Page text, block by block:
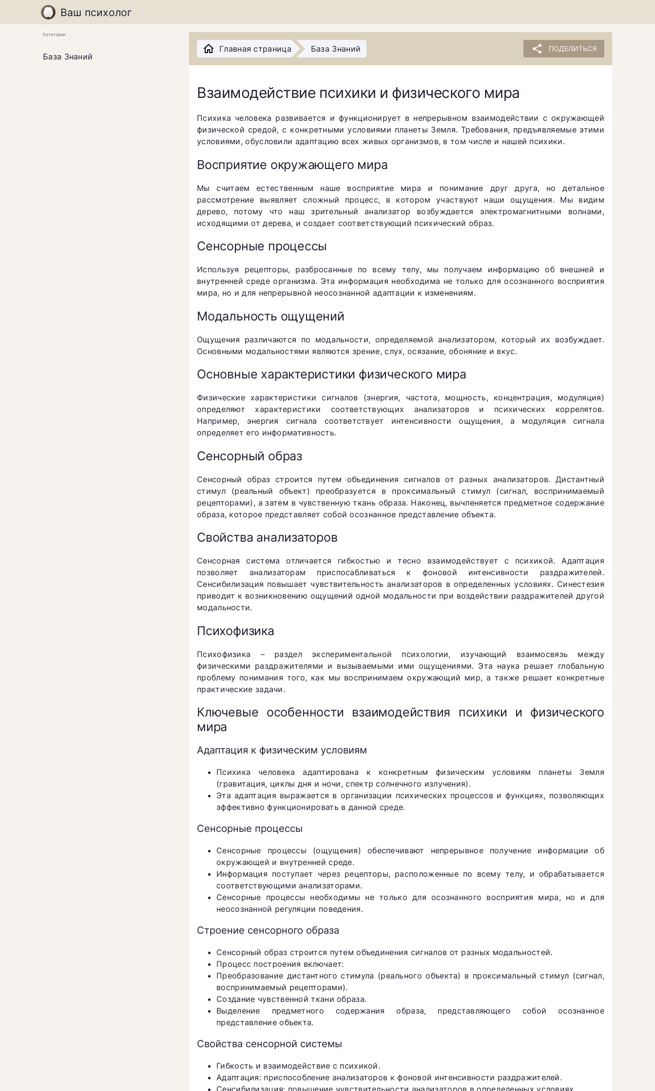
Ваш психолог
Категории
База Знаний
Главная страница База Знаний share ПОДЕЛИТЬСЯ
Взаимодействие психики и физического мира
Психика человека развивается и функционирует в непрерывном взаимодействии с окружающей
физической средой, с конкретными условиями планеты Земля. Требования, предъявляемые этими
условиями, обусловили адаптацию всех живых организмов, в том числе и нашей психики.
Восприятие окружающего мира
Мы считаем естественным наше восприятие мира и понимание друг друга, но детальное
рассмотрение выявляет сложный процесс, в котором участвуют наши ощущения. Мы видим
дерево, потому что наш зрительный анализатор возбуждается электромагнитными волнами,
исходящими от дерева, и создает соответствующий психический образ.
Сенсорные процессы
Используя рецепторы, разбросанные по всему телу, мы получаем информацию об внешней и
внутренней среде организма. Эта информация необходима не только для осознанного восприятия
мира, но и для непрерывной неосознанной адаптации к изменениям.
Модальность ощущений
Ощущения различаются по модальности, определяемой анализатором, который их возбуждает.
Основными модальностями являются зрение, слух, осязание, обоняние и вкус.
Основные характеристики физического мира
Физические характеристики сигналов (энергия, частота, мощность, концентрация, модуляция)
определяют характеристики соответствующих анализаторов и психических коррелятов.
Например, энергия сигнала соответствует интенсивности ощущения, а модуляция сигнала
определяет его информативность.
Сенсорный образ
Сенсорный образ строится путем объединения сигналов от разных анализаторов. Дистантный
стимул (реальный объект) преобразуется в проксимальный стимул (сигнал, воспринимаемый
рецепторами), а затем в чувственную ткань образа. Наконец, вычленяется предметное содержание
образа, которое представляет собой осознанное представление объекта.
Свойства анализаторов
Сенсорная система отличается гибкостью и тесно взаимодействует с психикой. Адаптация
позволяет анализаторам приспосабливаться к фоновой интенсивности раздражителей.
Сенсибилизация повышает чувствительность анализаторов в определенных условиях. Синестезия
приводит к возникновению ощущений одной модальности при воздействии раздражителей другой
модальности.
Психофизика
Психофизика – раздел экспериментальной психологии, изучающий взаимосвязь между
физическими раздражителями и вызываемыми ими ощущениями. Эта наука решает глобальную
проблему понимания того, как мы воспринимаем окружающий мир, а также решает конкретные
практические задачи.
Ключевые особенности взаимодействия психики и физического
мира
Адаптация к физическим условиям
Психика человека адаптирована к конкретным физическим условиям планеты Земля
(гравитация, циклы дня и ночи, спектр солнечного излучения).
Эта адаптация выражается в организации психических процессов и функциях, позволяющих
эффективно функционировать в данной среде.
Сенсорные процессы
Сенсорные процессы (ощущения) обеспечивают непрерывное получение информации об
окружающей и внутренней среде.
Информация поступает через рецепторы, расположенные по всему телу, и обрабатывается
соответствующими анализаторами.
Сенсорные процессы необходимы не только для осознанного восприятия мира, но и для
неосознанной регуляции поведения.
Строение сенсорного образа
Сенсорный образ строится путем объединения сигналов от разных модальностей.
Процесс построения включает:
Преобразование дистантного стимула (реального объекта) в проксимальный стимул (сигнал,
воспринимаемый рецепторами).
Создание чувственной ткани образа.
Выделение предметного содержания образа, представляющего собой осознанное
представление объекта.
Свойства сенсорной системы
Гибкость и взаимодействие с психикой.
Адаптация: приспособление анализаторов к фоновой интенсивности раздражителей.